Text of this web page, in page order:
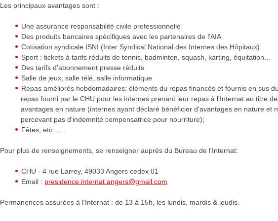
Les principaux avantages sont :
Une assurance responsabilité civile professionnelle
Des produits bancaires spécifiques avec les partenaires de l'AIA
Cotisation syndicale ISNI (Inter Syndical National des Internes des Hôpitaux)
Sport : tickets à tarifs réduits de tennis, badminton, squash, karting, équitation…
Des tarifs d'abonnement presse réduits
Salle de jeux, salle télé, salle informatique
Repas améliorés hebdomadaires: éléments du repas financés et fournis en sus du
repas fourni par le CHU pour les internes prenant leur repas à l'Internat au titre
avantages en nature (internes ayant déclaré bénéficier d'avantages en nature et
percevant pas d'indemnité compensatrice pour nourriture);
Fêtes, etc. ….
Pour plus de renseignements, se renseigner auprès du Bureau de l'Internat:
CHU - 4 rue Larrey, 49033 Angers cedex 01
Email : presidence.internat.angers@gmail.com
Permanences assurées à l'Internat : de 13 à 15h, les lundis, mardis & jeudis.